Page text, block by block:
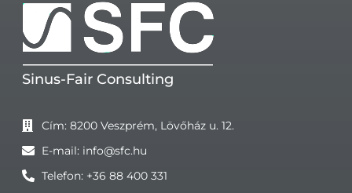
Sinus-Fair Consulting
Cím: 8200 Veszprém, Lövőház u. 12.
E-mail: info@sfc.hu
Telefon: +36 88 400 331